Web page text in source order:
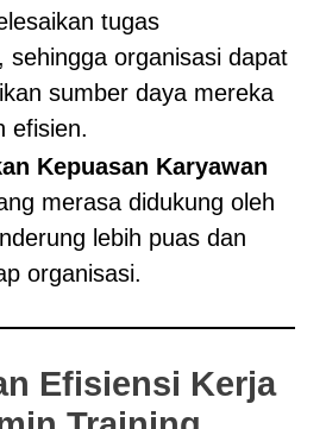
tugas
sehingga organisasi dapat
sumber daya mereka
efisien.
Kepuasan Karyawan
merasa didukung oleh
lebih puas dan
organisasi.
Efisiensi Kerja